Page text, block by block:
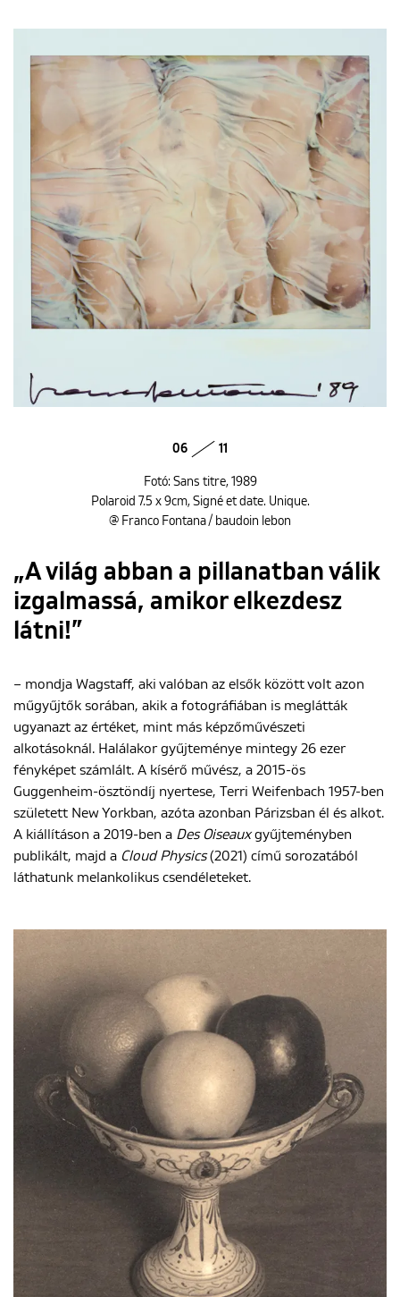
06 11
Fotó: Sans titre, 1989
Polaroid 7.5 x 9cm, Signé et date. Unique.
@ Franco Fontana / baudoin lebon
„A világ abban a pillanatban válik
izgalmassá, amikor elkezdesz
látni!”
– mondja Wagstaff, aki valóban az elsők között volt azon
műgyűjtők sorában, akik a fotográfiában is meglátták
ugyanazt az értéket, mint más képzőművészeti
alkotásoknál. Halálakor gyűjteménye mintegy 26 ezer
fényképet számlált. A kísérő művész, a 2015-ös
Guggenheim-ösztöndíj nyertese, Terri Weifenbach 1957-ben
született New Yorkban, azóta azonban Párizsban él és alkot.
A kiállításon a 2019-ben a Des Oiseauxgyűjteményben
publikált, majd a Cloud Physics(2021) című sorozatából
láthatunk melankolikus csendéleteket.